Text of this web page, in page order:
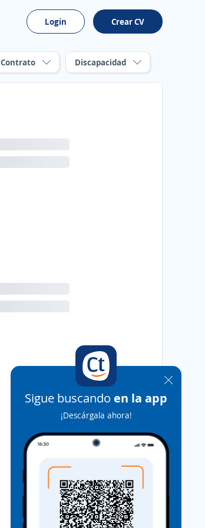
Login Crear CV
Contrato Discapacidad
Sigue buscando en la app
¡Descárgala ahora!